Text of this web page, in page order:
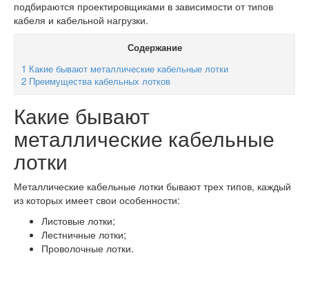
подбираются проектировщиками в зависимости от типов
кабеля и кабельной нагрузки.
Содержание
1 Какие бывают металлические кабельные лотки
2 Преимущества кабельных лотков
Какие бывают
металлические кабельные
лотки
Металлические кабельные лотки бывают трех типов, каждый
из которых имеет свои особенности:
Листовые лотки;
Лестничные лотки;
Проволочные лотки.